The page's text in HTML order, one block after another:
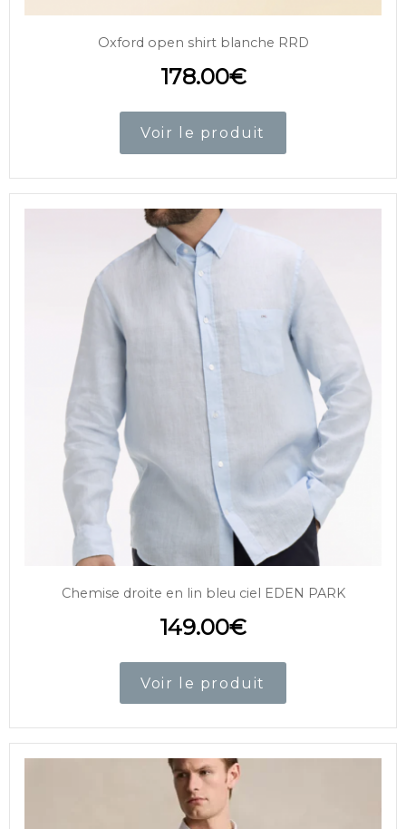
Oxford open shirt blanche RRD
178.00€
Voir le produit
Chemise droite en lin bleu ciel EDEN PARK
149.00€
Voir le produit